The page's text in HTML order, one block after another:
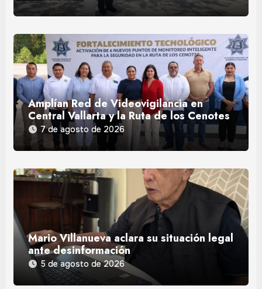
Amplían Red de Videovigilancia en
Central Vallarta y la Ruta de los Cenotes
7 de agosto de 2026
Mario Villanueva aclara su situación legal
ante desinformación
5 de agosto de 2026